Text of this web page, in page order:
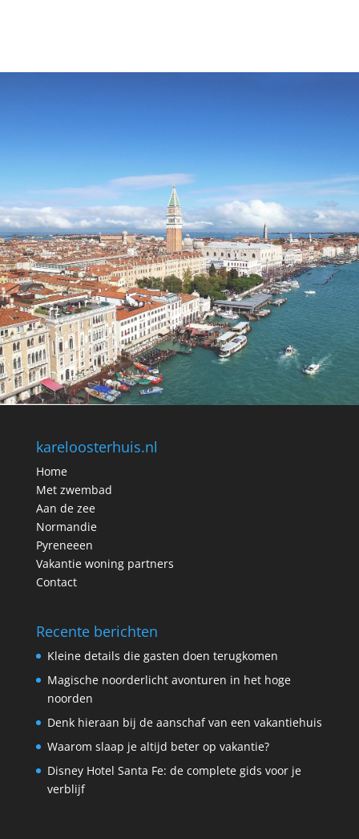
kareloosterhuis.nl
Home
Met zwembad
Aan de zee
Normandie
Pyreneeen
Vakantie woning partners
Contact
Recente berichten
Kleine details die gasten doen terugkomen
Magische noorderlicht avonturen in het hoge
noorden
Denk hieraan bij de aanschaf van een vakantiehuis
Waarom slaap je altijd beter op vakantie?
Disney Hotel Santa Fe: de complete gids voor je
verblijf